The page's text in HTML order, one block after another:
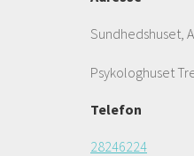
Sundhedshuset,
Psykologhuset
Telefon
28246224